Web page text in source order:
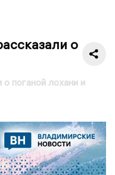
о
поганой лохани и